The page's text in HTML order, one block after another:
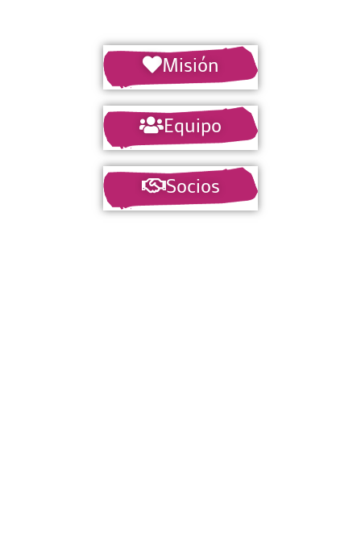
Misión
Equipo
Socios